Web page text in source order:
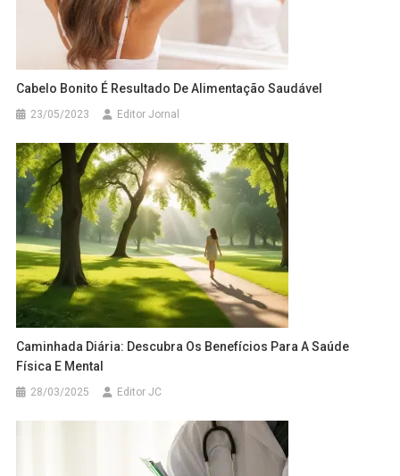
Cabelo Bonito É Resultado De Alimentação Saudável
23/05/2023 Editor Jornal
Caminhada Diária: Descubra Os Benefícios Para A Saúde
Física E Mental
28/03/2025 Editor JC